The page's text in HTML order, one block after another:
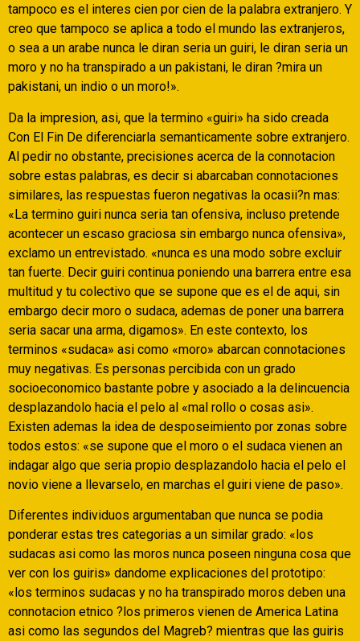
tampoco es el interes cien por cien de la palabra extranjero. Y
creo que tampoco se aplica a todo el mundo las extranjeros,
o sea a un arabe nunca le diran seri­a un guiri, le diran seri­a un
moro y no ha transpirado a un pakistani, le diran ?mira un
pakistani, un indio o un moro!».
Da la impresion, asi, que la termino «guiri» ha sido creada
Con El Fin De diferenciarla semanticamente sobre extranjero.
Al pedir no obstante, precisiones acerca de la connotacion
sobre estas palabras, es decir si abarcaban connotaciones
similares, las respuestas fueron negativas la ocasii?n mas:
«La termino guiri nunca seri­a tan ofensiva, incluso pretende
acontecer un escaso graciosa sin embargo nunca ofensiva»,
exclamo un entrevistado. «nunca es una modo sobre excluir
tan fuerte. Decir guiri continua poniendo una barrera entre esa
multitud y tu colectivo que se supone que es el de aqui, sin
embargo decir moro o sudaca, ademas de poner una barrera
seri­a sacar una arma, digamos». En este contexto, los
terminos «sudaca» asi­ como «moro» abarcan connotaciones
muy negativas. Es personas percibida con un grado
socioeconomico bastante pobre y asociado a la delincuencia
desplazandolo hacia el pelo al «mal rollo o cosas asi».
Existen ademas la idea de desposeimiento por zonas sobre
todos estos: «se supone que el moro o el sudaca vienen an
indagar algo que seri­a propio desplazandolo hacia el pelo el
novio viene a llevarselo, en marchas el guiri viene de paso».
Diferentes individuos argumentaban que nunca se podia
ponderar estas tres categorias a un similar grado: «los
sudacas asi­ como las moros nunca poseen ninguna cosa que
ver con los guiris» dandome explicaciones del prototipo:
«los terminos sudacas y no ha transpirado moros deben una
connotacion etnico ?los primeros vienen de America Latina
asi­ como las segundos del Magreb? mientras que las guiris